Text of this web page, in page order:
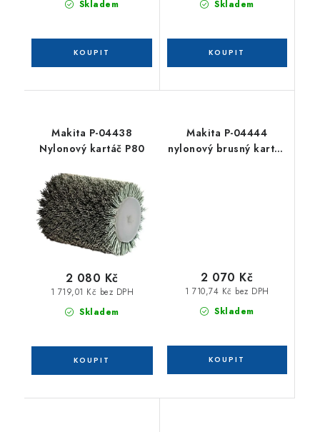
Skladem Skladem
Makita P-04438
Nylonový kartáč P80
Skladem
1 719,01 Kč bez DPH
2 080 Kč
Makita P-04444
nylonový brusný kartáč
Skladem
1 710,74 Kč bez DPH
2 070 Kč